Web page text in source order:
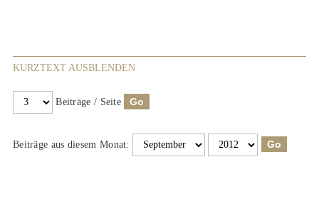
KURZTEXT AUSBLENDEN
Beiträge / Seite
Beiträge aus diesem Monat: